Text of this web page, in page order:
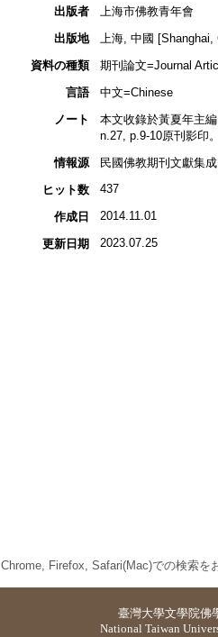
出版者
上海市佛教青年會
出版地
上海, 中國 [Shanghai,
資料の種類
期刊論文=Journal
言語
中文=Chinese
ノート
本文收錄於黃夏年主
n.27, p.9-10原刊影印
情報源
民國佛教期刊文獻集
ヒット数
437
作成日 2014.11.01
更新日期 2023.07.25
Chrome, Firefox, Safari(Mac)での検索を
臺灣大學文學院佛
National Taiwan